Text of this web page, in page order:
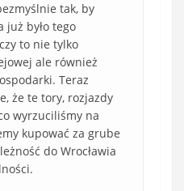
tak, by
już było tego
to nie tylko
ale również
Teraz
że te tory, rozjazdy
wyrzuciliśmy na
kupować za grube
do Wrocławia